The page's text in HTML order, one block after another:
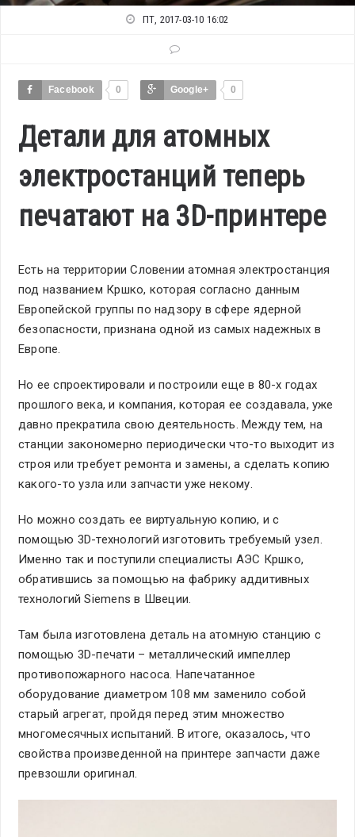
ПТ, 2017-03-10 16:02
Facebook 0 Google+ 0
Детали для атомных
электростанций теперь
печатают на 3D-принтере
Есть на территории Словении атомная электростанция
под названием Кршко, которая согласно данным
Европейской группы по надзору в сфере ядерной
безопасности, признана одной из самых надежных в
Европе.
Но ее спроектировали и построили еще в 80-х годах
прошлого века, и компания, которая ее создавала, уже
давно прекратила свою деятельность. Между тем, на
станции закономерно периодически что-то выходит из
строя или требует ремонта и замены, а сделать копию
какого-то узла или запчасти уже некому.
Но можно создать ее виртуальную копию, и с
помощью 3D-технологий изготовить требуемый узел.
Именно так и поступили специалисты АЭС Кршко,
обратившись за помощью на фабрику аддитивных
технологий Siemens в Швеции.
Там была изготовлена деталь на атомную станцию с
помощью 3D-печати – металлический импеллер
противопожарного насоса. Напечатанное
оборудование диаметром 108 мм заменило собой
старый агрегат, пройдя перед этим множество
многомесячных испытаний. В итоге, оказалось, что
свойства произведенной на принтере запчасти даже
превзошли оригинал.